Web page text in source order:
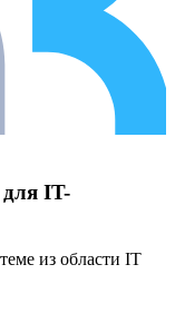
IT-
из области IT